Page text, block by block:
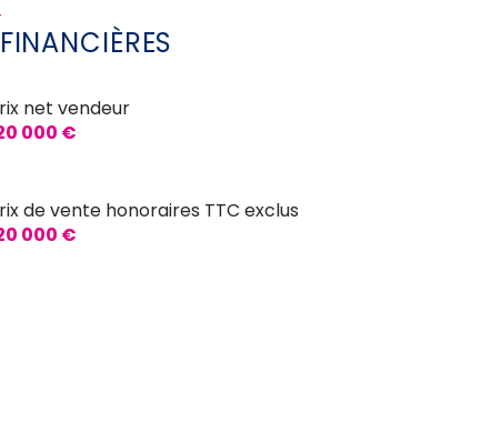
net vendeur
000 €
de vente honoraires TTC exclus
000 €